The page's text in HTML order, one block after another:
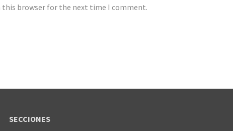
this browser for the next time I comment.
SECCIONES